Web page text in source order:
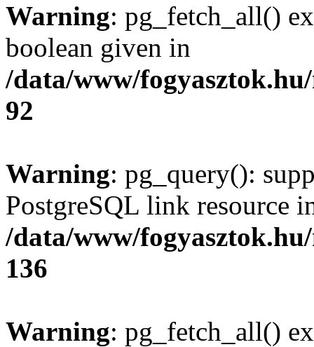
Warning: pg_fetch_all()
boolean given in
/data/www/
92
Warning: pg_query():
PostgreSQL link resource
/data/www/
136
Warning: pg_fetch_all()